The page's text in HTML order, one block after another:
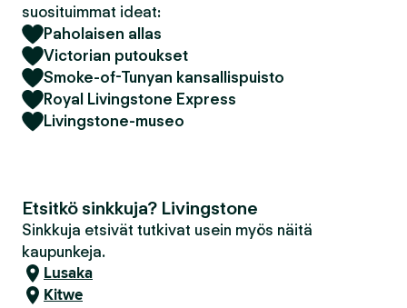
suosituimmat ideat:
Paholaisen allas
Victorian putoukset
Smoke-of-Tunyan kansallispuisto
Royal Livingstone Express
Livingstone-museo
Etsitkö sinkkuja? Livingstone
Sinkkuja etsivät tutkivat usein myös näitä
kaupunkeja.
Lusaka
Kitwe